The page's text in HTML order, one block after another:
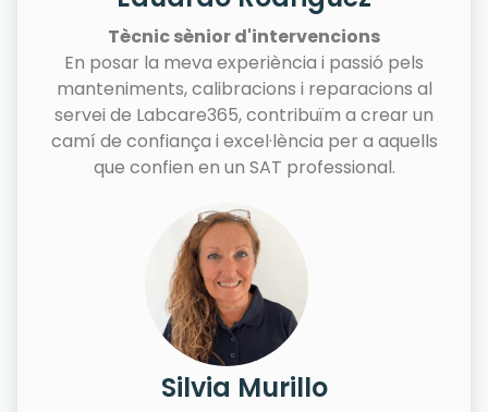
Tècnic sènior d'intervencions
En posar la meva experiència i passió pels
manteniments, calibracions i reparacions al
servei de Labcare365, contribuïm a crear un
camí de confiança i excel·lència per a aquells
que confien en un SAT professional.
Silvia Murillo